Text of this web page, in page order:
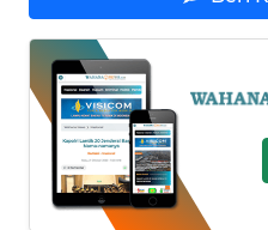
JATIM
WN
BALI
WN
KALBAR